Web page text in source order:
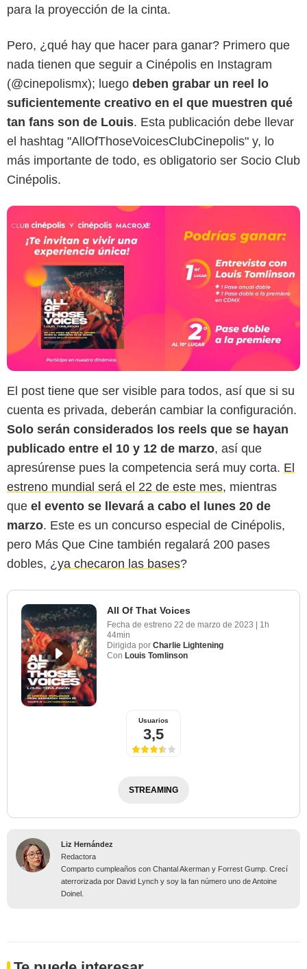
para la proyección de la cinta.
Pero, ¿qué hay que hacer para ganar? Primero que
nada tienen que seguir a Cinépolis en Instagram
(@cinepolismx); luego deben grabar un reel lo
suficientemente creativo en el que muestren qué
tan fans son de Louis. Esta publicación debe llevar
el hashtag "AllOfThoseVoicesClubCinepolis" y, lo
más importante de todo, es obligatorio ser Socio Club
Cinépolis.
Cinépolis
El post tiene que ser visible para todos, así que si su
cuenta es privada, deberán cambiar la configuración.
Solo serán considerados los reels que se hayan
publicado entre el 10 y 12 de marzo, así que
apresúrense pues la competencia será muy corta. El
estreno mundial será el 22 de este mes, mientras
que el evento se llevará a cabo el lunes 20 de
marzo. Este es un concurso especial de Cinépolis,
pero Más Que Cine también regalará 200 pases
dobles, ¿ya checaron las bases?
All Of That Voices
Fecha de estreno 22 de marzo de 2023
1h
44min
Dirigida por Charlie Lightening
Con Louis Tomlinson
Usuarios
3,5
STREAMING
Liz Hernández
Redactora
Comparto cumpleaños con Chantal Akerman y Forrest Gump. Crecí
aterrorizada por David Lynch y soy la fan número uno de Antoine
Doinel.